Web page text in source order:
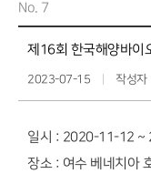
No. 7
제16회 한국해양바이
2023-07-15 작성자
일시 : 2020-11-12
장소 : 여수 베네치아